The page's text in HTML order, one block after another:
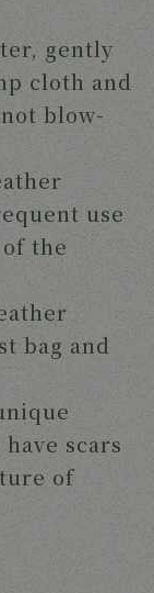
gently
cloth and
blow-
use
the
bag and
scars
of